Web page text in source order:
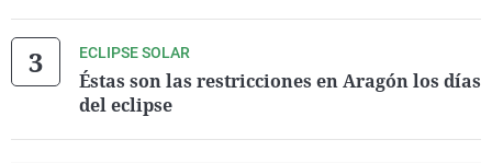
ECLIPSE SOLAR
Éstas son las restricciones en Aragón los días
del eclipse